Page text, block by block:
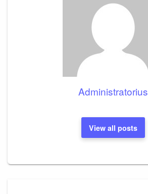
Administratorius
View all posts